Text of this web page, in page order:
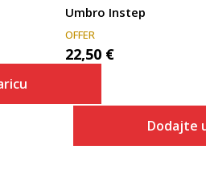
Umbro Instep
OFFER
22,50 €
Dodajte